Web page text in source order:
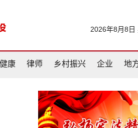
2026年8月8日
健康 律师 乡村振兴 企业 地